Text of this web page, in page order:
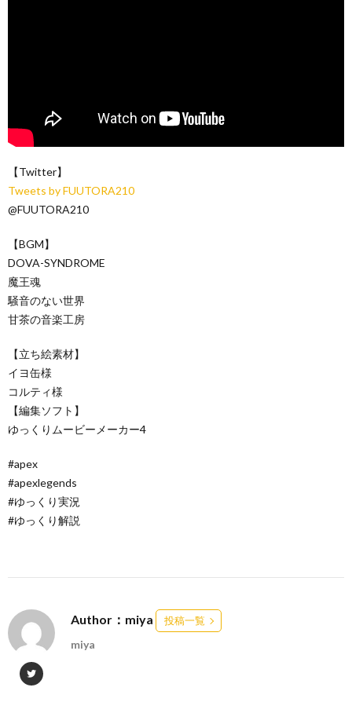
【Twitter】
Tweets by FUUTORA210
@FUUTORA210
【BGM】
DOVA-SYNDROME
魔王魂
騒音のない世界
甘茶の音楽工房
【立ち絵素材】
イヨ缶様
コルティ様
【編集ソフト】
ゆっくりムービーメーカー4
#apex
#apexlegends
#ゆっくり実況
#ゆっくり解説
Author：miya 投稿一覧
miya